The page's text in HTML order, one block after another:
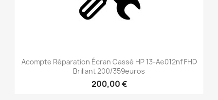
Acompte Réparation Écran Cassé HP 13-Ae012nf FHD
Brillant 200/359euros
200,00 €